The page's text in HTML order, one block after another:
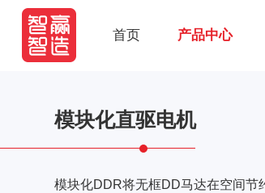
首页 产品中心
模块化直驱电机
模块化DDR将无框DD马达在空间节